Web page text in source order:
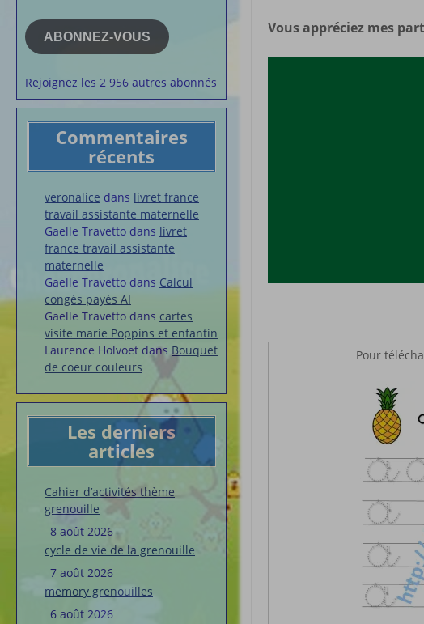
Membres du site
Articles chez
mail
ABONNEZ-VOUS
Rejoignez les 2 956 autres abonnés
Commentaires
récents
veronalice dans livret france
travail assistante maternelle
Gaelle Travetto dans livret
france travail assistante
maternelle
Gaelle Travetto dans Calcul
congés payés AI
Gaelle Travetto dans cartes
visite marie Poppins et enfantin
Laurence Holvoet dans Bouquet
de coeur couleurs
Les derniers
articles
Cahier d’activités thème
grenouille
8 août 2026
cycle de vie de la grenouille
7 août 2026
memory grenouilles
6 août 2026
Vous appréciez mes
Pour